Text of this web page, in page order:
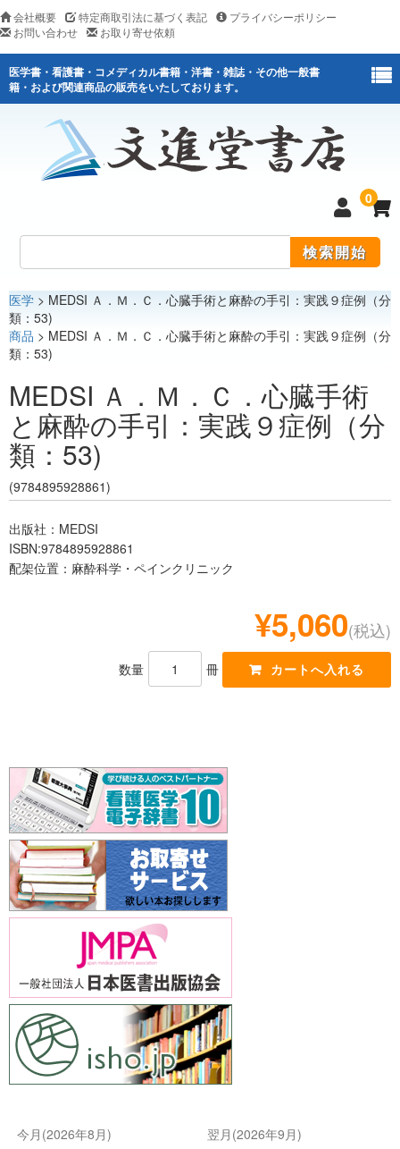
会社概要 特定商取引法に基づく表記
プライバシーポリシー
お問い合わせ
お取り寄せ依頼
医学書・看護書・コメディカル書籍・洋書・雑誌・その他一般書
籍・および関連商品の販売をいたしております。
0
医学
看護
レジデント
医学 > MEDSI Ａ．Ｍ．Ｃ．心臓手術と麻酔の手引：実践９症例（分
類：53)
商品 > MEDSI Ａ．Ｍ．Ｃ．心臓手術と麻酔の手引：実践９症例（分
類：53)
MEDSI Ａ．Ｍ．Ｃ．心臓手術
と麻酔の手引：実践９症例（分
類：53)
(9784895928861)
出版社：MEDSI
ISBN:9784895928861
配架位置：麻酔科学・ペインクリニック
¥5,060(税込)
数量 冊
今月(2026年8月)
翌月(2026年9月)